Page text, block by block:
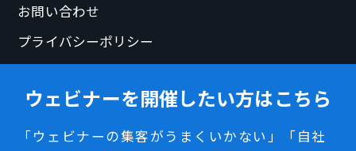
お問い合わせ
プライバシーポリシー
ウェビナーを開催したい方はこちら
「ウェビナーの集客がうまくいかない」「自社